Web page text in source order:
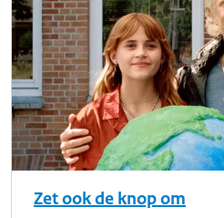
Zet ook de knop om